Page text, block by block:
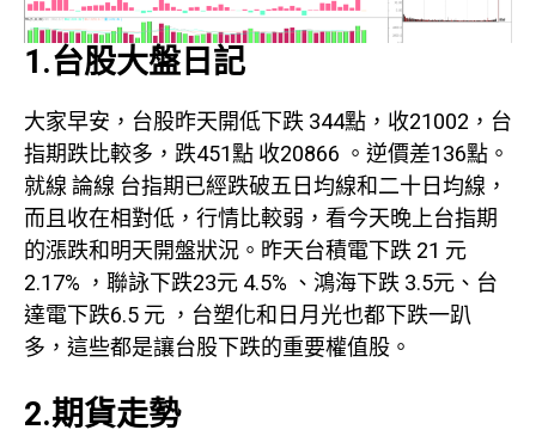
1.台股大盤日記
大家早安，台股昨天開低下跌 344點，收21002，台
指期跌比較多，跌451點 收20866 。逆價差136點。
就線 論線 台指期已經跌破五日均線和二十日均線，
而且收在相對低，行情比較弱，看今天晚上台指期
的漲跌和明天開盤狀況。昨天台積電下跌 21 元
2.17% ，聯詠下跌23元 4.5% 、鴻海下跌 3.5元、台
達電下跌6.5 元 ，台塑化和日月光也都下跌一趴
多，這些都是讓台股下跌的重要權值股。
2.期貨走勢